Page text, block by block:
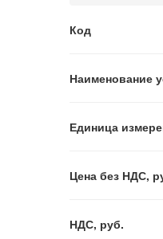
Код
Наименование
Единица
Цена без НДС,
НДС, руб.